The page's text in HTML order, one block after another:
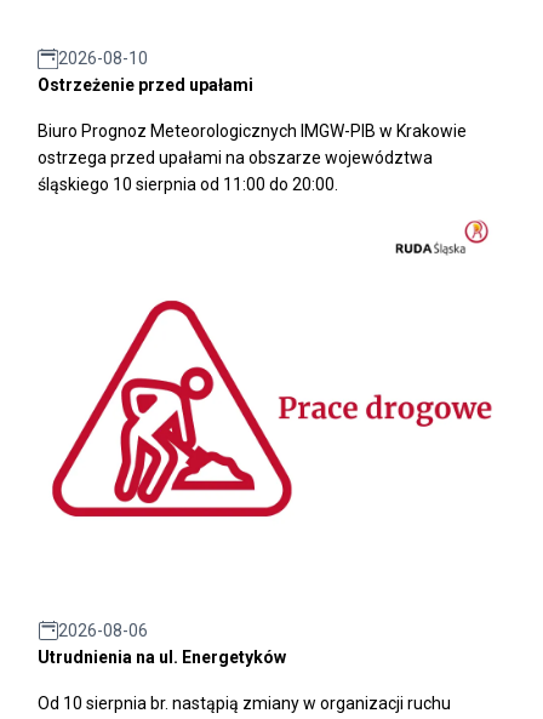
2026-08-10
Ostrzeżenie przed upałami
Biuro Prognoz Meteorologicznych IMGW-PIB w Krakowie
ostrzega przed upałami na obszarze województwa
śląskiego 10 sierpnia od 11:00 do 20:00.
2026-08-06
Utrudnienia na ul. Energetyków
Od 10 sierpnia br. nastąpią zmiany w organizacji ruchu